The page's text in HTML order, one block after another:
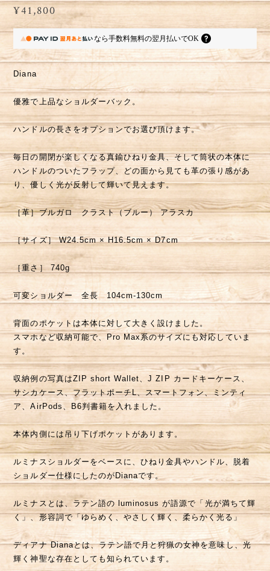
¥41,800
なら手数料無料の翌月払いでOK
Diana
優雅で上品なショルダーバック。
ハンドルの長さをオプションでお選び頂けます。
毎日の開閉が楽しくなる真鍮ひねり金具、そして筒状の本体に
ハンドルのついたフラップ、どの面から見ても革の張り感があ
り、優しく光が反射して輝いて見えます。
［革］ブルガロ クラスト（ブルー） アラスカ
［サイズ］ W24.5cm × H16.5cm × D7cm
［重さ］ 740g
可変ショルダー 全長 104cm-130cm
背面のポケットは本体に対して大きく設けました。
スマホなど収納可能で、Pro Max系のサイズにも対応していま
す。
収納例の写真はZIP short Wallet、J ZIP カードキーケース、
サシカケース、フラットポーチL、スマートフォン、ミンティ
ア、AirPods、B6判書籍を入れました。
本体内側には吊り下げポケットがあります。
ルミナスショルダーをベースに、ひねり金具やハンドル、脱着
ショルダー仕様にしたのがDianaです。
ルミナスとは、ラテン語の luminosus が語源で「光が満ちて輝
く」、形容詞で「ゆらめく、やさしく輝く、柔らかく光る」
ディアナ Dianaとは、ラテン語で月と狩猟の女神を意味し、光
輝く神聖な存在としても知られています。